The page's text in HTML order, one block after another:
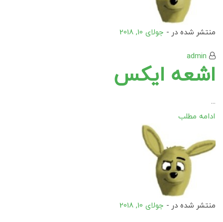
منتشر شده در - جولای 10, 2018
admin
اشعه ایکس
...
ادامه مطلب
منتشر شده در - جولای 10, 2018